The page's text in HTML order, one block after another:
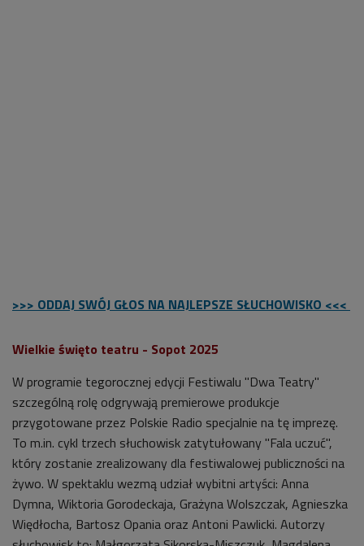
>>> ODDAJ SWÓJ GŁOS NA NAJLEPSZE SŁUCHOWISKO <<<
Wielkie święto teatru - Sopot 2025
W programie tegorocznej edycji Festiwalu "Dwa Teatry"
szczególną rolę odgrywają premierowe produkcje
przygotowane przez Polskie Radio specjalnie na tę imprezę.
To m.in. cykl trzech słuchowisk zatytułowany "Fala uczuć",
który zostanie zrealizowany dla festiwalowej publiczności na
żywo. W spektaklu wezmą udział wybitni artyści: Anna
Dymna, Wiktoria Gorodeckaja, Grażyna Wolszczak, Agnieszka
Więdłocha, Bartosz Opania oraz Antoni Pawlicki. Autorzy